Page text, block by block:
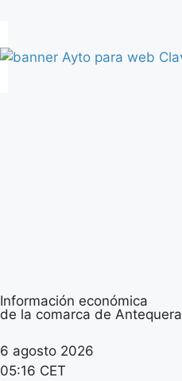
Información económica
de la comarca de Antequera
6 agosto 2026
05:16 CET